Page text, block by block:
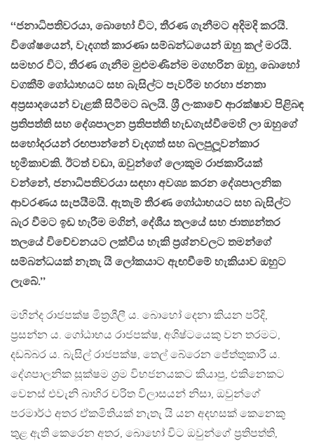
‘‘ජනාධිපතිවරයා, බොහෝ විට, තීරණ ගැනීමට අදිමදි කරයි.
විශේෂයෙන්, වැදගත් කාරණා සම්බන්ධයෙන් ඔහු කල් මරයි.
සමහර විට, තීරණ ගැනීම මුළුමණින්ම මගහරින ඔහු, බොහෝ
වගකීම් ගෝඨාභයට සහ බැසිල්ට පැවරීම හරහා ජනතා
අප‍්‍රසාදයෙන් වැළකී සිටීමට බලයි. ශ‍්‍රී ලංකාවේ ආරක්ෂාව පිළිබඳ
ප‍්‍රතිපත්ති සහ දේශපාලන ප‍්‍රතිපත්ති හැඩගැස්වීමෙහි ලා ඔහුගේ
සහෝදරයන් රඟපාන්නේ වැදගත් සහ බලපුලූවන්කාර
භූමිකාවකි. ඊටත් වඩා, ඔවුන්ගේ ලොකුම රාජකාරියක්
වන්නේ, ජනාධිපතිවරයා සඳහා අවශ්‍ය කරන දේශපාලනික
ආවරණය සැපයීමයි. ඇතැම් තීරණ ගෝඨාභයට සහ බැසිල්ට
බැර වීමට ඉඩ හැරීම මගින්, දේශීය තලයේ සහ ජාත්‍යන්තර
තලයේ විවේචනයට ලක්විය හැකි ප‍්‍රශ්නවලට තමන්ගේ
සම්බන්ධයක් නැතැ යි ලෝකයාට ඇඟවීමේ හැකියාව ඔහුට
ලැබේ.’’
මහින්ද රාජපක්ෂ මිත‍්‍රශීලී ය. බොහෝ දෙනා කියන පරිදි,
ප‍්‍රසන්න ය. ගෝඨාභය රාජපක්ෂ, අශිෂ්ටයෙකු වන තරමට,
දඩබ්බර ය. බැසිල් රාජපක්ෂ, තෙල් බේරෙන ජේත්තුකාරී ය.
දේශපාලනික සූක්ෂම ශ‍්‍රම විභජනයකට කියාපු, එකිනෙකට
වෙනස් එවැනි බාහිර චරිත විලාසයන් නිසා, ඔවුන්ගේ
පරමාර්ථ අතර ඒකමිතියක් නැතැ යි යන අදහසක් කෙනෙකු
තුළ ඇති කෙරෙන අතර, බොහෝ විට ඔවුන්ගේ ප‍්‍රතිපත්ති,